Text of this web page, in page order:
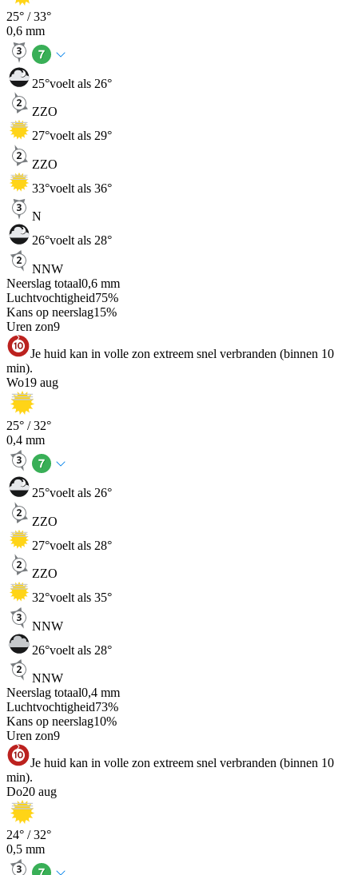
25° /33°
0,6 mm
25°voelt als 26°
ZZO
27°voelt als 29°
ZZO
33°voelt als 36°
N
26°voelt als 28°
NNW
Neerslag totaal0,6 mm
Luchtvochtigheid75%
Kans op neerslag15%
Uren zon9
Je huid kan in volle zon extreem snel verbranden (binnen 10
min).
Wo19 aug
25° /32°
0,4 mm
25°voelt als 26°
ZZO
27°voelt als 28°
ZZO
32°voelt als 35°
NNW
26°voelt als 28°
NNW
Neerslag totaal0,4 mm
Luchtvochtigheid73%
Kans op neerslag10%
Uren zon9
Je huid kan in volle zon extreem snel verbranden (binnen 10
min).
Do20 aug
24° /32°
0,5 mm